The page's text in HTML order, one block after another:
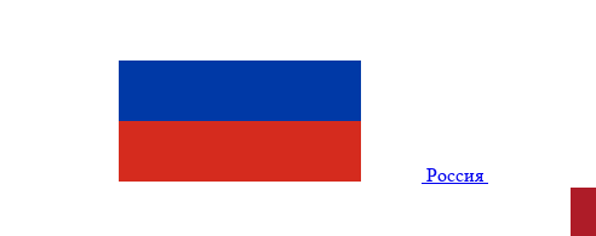
Россия